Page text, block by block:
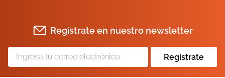
Regístrate en nuestro newsletter
Regístrate